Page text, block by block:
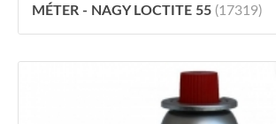
MÉTER - NAGY LOCTITE 55 (17319)